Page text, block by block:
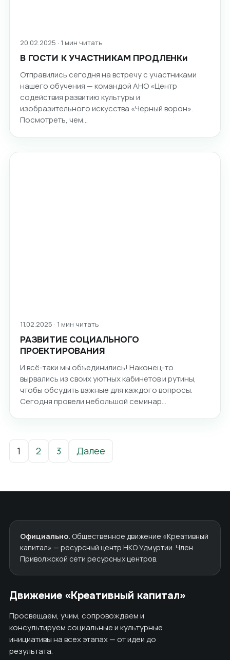
20.02.2025 · 1 мин читать
В ГОСТИ К УЧАСТНИКАМ ПРОДЛЕНКи
Отправились сегодня на встречу с участниками
нашего обучения — командой АНО «Центр
содействия развитию культуры и
изобразительного искусства «Черный ворон».
Посмотреть, чем…
11.02.2025 · 1 мин читать
РАЗВИТИЕ СОЦИАЛЬНОГО
ПРОЕКТИРОВАНИЯ
И всё-таки мы объединились! Наконец-то
вырвались из своих уютных кабинетов и рутины,
чтобы обсудить важные для каждого вопросы.
Сегодня провели небольшой семинар…
Пагинация записей
1 2 3 Далее
Официально. Общественное движение «Креативный
капитал» — ресурсный центр НКО Удмуртии. Член
Приволжской сети ресурсных центров.
Движение «Креативный капитал»
Просвещаем, учим, сопровождаем и
консультируем социальные и культурные
инициативы на всех этапах — от идеи до
результата.